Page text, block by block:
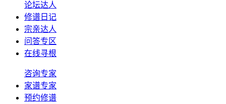
论坛达人
修谱日记
宗亲达人
问答专区
在线寻根
咨询专家
家谱专家
预约修谱